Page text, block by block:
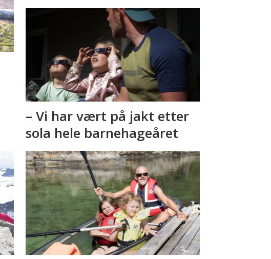
– Vi har vært på jakt etter
sola hele barnehageåret